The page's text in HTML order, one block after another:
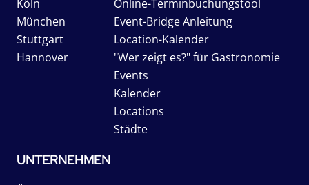
Köln
München
Stuttgart
Hannover
Online-Terminbuchungstool
Event-Bridge Anleitung
Location-Kalender
"Wer zeigt es?" für Gastronomie
Events
Kalender
Locations
Städte
UNTERNEHMEN